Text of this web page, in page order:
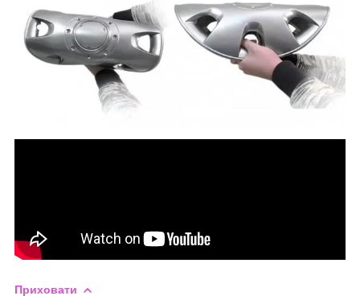
Приховати